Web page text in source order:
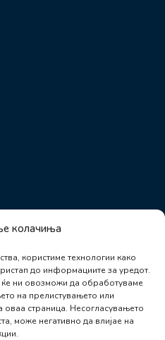
колачиња
користиме технологии како
до информациите за уредот.
ќе ни овозможи да обработуваме
на прелистувањето или
оваа страница. Несогласувањето
може негативно да влијае на